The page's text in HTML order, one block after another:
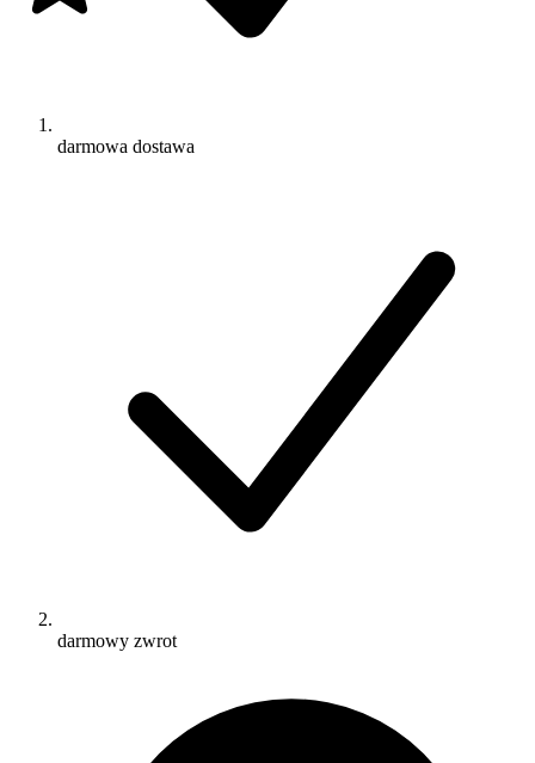
darmowa dostawa
darmowy zwrot